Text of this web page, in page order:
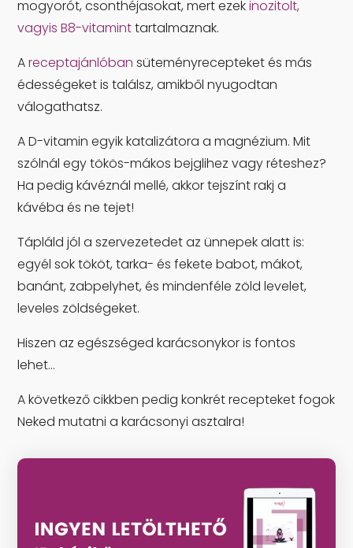
mogyorót, csonthéjasokat, mert ezekinozitolt,
vagyis B8-vitaminttartalmaznak.
Areceptajánlóban süteményrecepteket és más
édességeket is találsz, amikből nyugodtan
válogathatsz.
A D-vitamin egyik katalizátora a magnézium. Mit
szólnál egy tökös-mákos bejglihez vagy réteshez?
Ha pedig kávéznál mellé, akkor tejszínt rakj a
kávéba és ne tejet!
Tápláld jól a szervezetedet az ünnepek alatt is:
egyél sok tököt, tarka- és fekete babot, mákot,
banánt, zabpelyhet, és mindenféle zöld levelet,
leveles zöldségeket.
Hiszen az egészséged karácsonykor is fontos
lehet…
A következő cikkben pedig konkrét recepteket fogok
Neked mutatni a karácsonyi asztalra!